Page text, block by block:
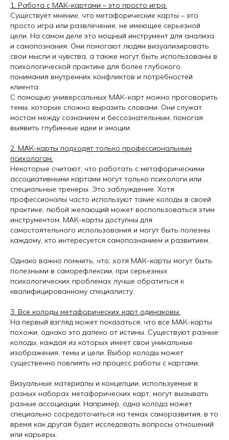
1. Работа с МАК-картами – это просто игра.
Существует мнение, что метафорические карты – это
просто игра или развлечение, не имеющее серьезной
цели. На самом деле это мощный инструмент для анализа
и самопознания. Они помогают людям визуализировать
свои мысли и чувства, а также могут быть использованы в
психологической практике для более глубокого
понимания внутренних конфликтов и потребностей
клиента.
С помощью универсальных МАК-карт можно проговорить
темы, которые сложно выразить словами. Они служат
мостом между сознанием и бессознательным, помогая
выявить глубинные идеи и эмоции.
2. МАК-карты подходят только профессиональным
психологам.
Некоторые считают, что работать с метафорическими
ассоциативными картами могут только психологи или
специальные тренеры. Это заблуждение. Хотя
профессионалы часто используют такие колоды в своей
практике, любой желающий может воспользоваться этим
инструментом. МАК-карты доступны для
самостоятельного использования и могут быть полезны
каждому, кто интересуется самопознанием и развитием.
Однако важно помнить, что, хотя МАК-карты могут быть
полезными в саморефлексии, при серьезных
психологических проблемах лучше обратиться к
квалифицированному специалисту.
3. Все колоды метафорических карт одинаковы.
На первый взгляд может показаться, что все МАК-карты
похожи, однако это далеко от истины. Существуют разные
колоды, каждая из которых имеет свои уникальные
изображения, темы и цели. Выбор колоды может
существенно повлиять на процесс работы с картами.
Визуальные материалы и концепции, используемые в
разных наборах метафорических карт, могут вызывать
разные ассоциации. Например, одна колода может
специально сосредоточиться на темах саморазвития, в то
время как другая будет исследовать вопросы отношений
или карьеры.